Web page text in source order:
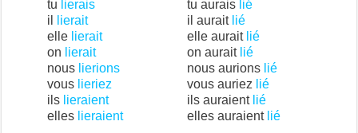
tu lierais
il
lierait
elle lierait
on lierait
nous lierions
vous lieriez
ils lieraient
elles lieraient
tu aurais lié
il aurait lié
elle aurait lié
on aurait lié
nous aurions lié
vous auriez lié
ils auraient lié
elles auraient lié